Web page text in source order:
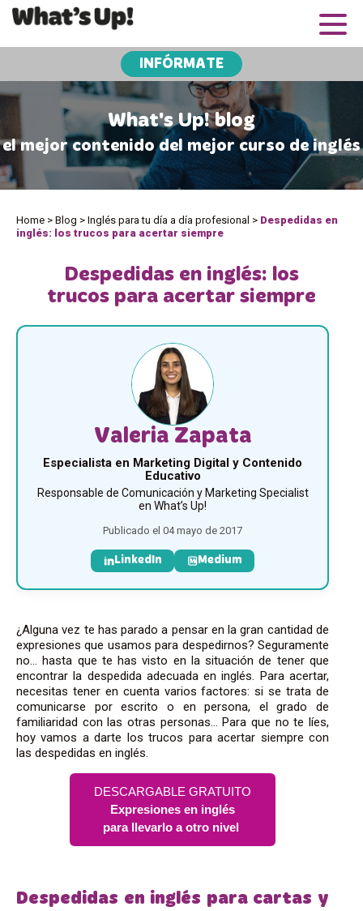
INFÓRMATE
What's Up! blog
el mejor contenido del mejor curso de inglés
Home > Blog > Inglés para tu día a día profesional > Despedidas en
inglés: los trucos para acertar siempre
Despedidas en inglés: los
trucos para acertar siempre
Valeria Zapata
Especialista en Marketing Digital y Contenido
Educativo
Responsable de Comunicación y Marketing Specialist
en What’s Up!
Publicado el 04 mayo de 2017
LinkedIn Medium
¿Alguna vez te has parado a pensar en la gran cantidad de
expresiones que usamos para despedirnos? Seguramente
no… hasta que te has visto en la situación de tener que
encontrar la despedida adecuada en inglés. Para acertar,
necesitas tener en cuenta varios factores: si se trata de
comunicarse por escrito o en persona, el grado de
familiaridad con las otras personas… Para que no te líes,
hoy vamos a darte los trucos para acertar siempre con
las despedidas en inglés.
DESCARGABLE GRATUITO
Expresiones en inglés
para llevarlo a otro nivel
Despedidas en inglés para cartas y